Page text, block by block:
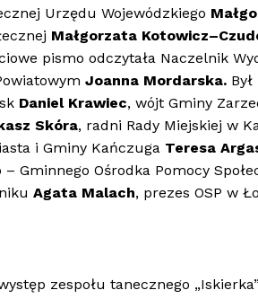
Urzędu Wojewódzkiego
Małgorzata
pismo odczytała Naczelnik
Joanna Mordarska.
Daniel Krawiec, wójt Gminy
Skóra, radni Rady Miejskiej w
i Gminy Kańczuga Teresa
Gminnego Ośrodka Pomocy
Agata Malach, prezes OSP w
zespołu tanecznego